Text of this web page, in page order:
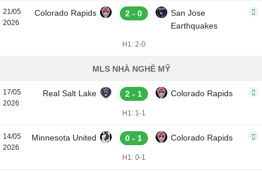
21/05
2026
Colorado Rapids 2 - 0
San Jose
Earthquakes
H1: 2-0
MLS NHÀ NGHỀ MỸ
17/05
2026
Real Salt Lake 2 - 1 Colorado Rapids
H1: 1-1
14/05
2026
Minnesota United 0 - 1 Colorado Rapids
H1: 0-1